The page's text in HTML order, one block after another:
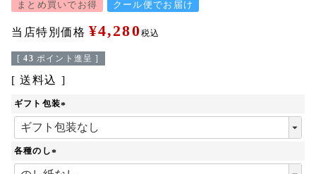
まとめ買いでお得
クール便でお届け
当店特別価格 ¥4,280税込
[ 43 ポイント進呈 ]
送料込
ギフト包装
必
各種のし
(